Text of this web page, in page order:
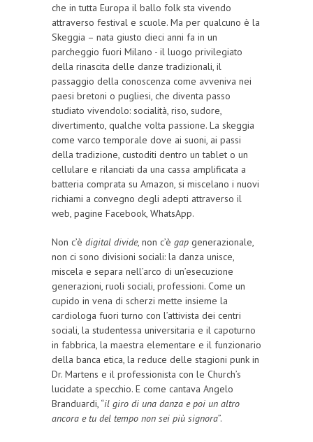
che in tutta Europa il ballo folk sta vivendo
attraverso festival e scuole. Ma per qualcuno è la
Skeggia – nata giusto dieci anni fa in un
parcheggio fuori Milano - il luogo privilegiato
della rinascita delle danze tradizionali, il
passaggio della conoscenza come avveniva nei
paesi bretoni o pugliesi, che diventa passo
studiato vivendolo: socialità, riso, sudore,
divertimento, qualche volta passione. La skeggia
come varco temporale dove ai suoni, ai passi
della tradizione, custoditi dentro un tablet o un
cellulare e rilanciati da una cassa amplificata a
batteria comprata su Amazon, si miscelano i nuovi
richiami a convegno degli adepti attraverso il
web, pagine Facebook, WhatsApp.
Non c’è digital divide, non c’è gap generazionale,
non ci sono divisioni sociali: la danza unisce,
miscela e separa nell’arco di un’esecuzione
generazioni, ruoli sociali, professioni. Come un
cupido in vena di scherzi mette insieme la
cardiologa fuori turno con l’attivista dei centri
sociali, la studentessa universitaria e il capoturno
in fabbrica, la maestra elementare e il funzionario
della banca etica, la reduce delle stagioni punk in
Dr. Martens e il professionista con le Church’s
lucidate a specchio. E come cantava Angelo
Branduardi, “il giro di una danza e poi un altro
ancora e tu del tempo non sei più signora”.